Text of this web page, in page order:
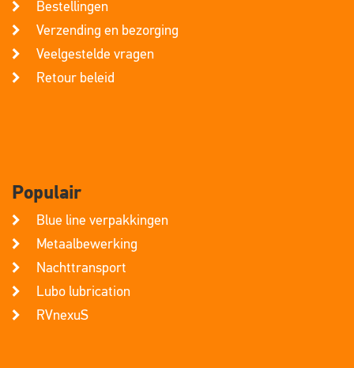
Bestellingen
Verzending en bezorging
Veelgestelde vragen
Retour beleid
Populair
Blue line verpakkingen
Metaalbewerking
Nachttransport
Lubo lubrication
RVnexuS